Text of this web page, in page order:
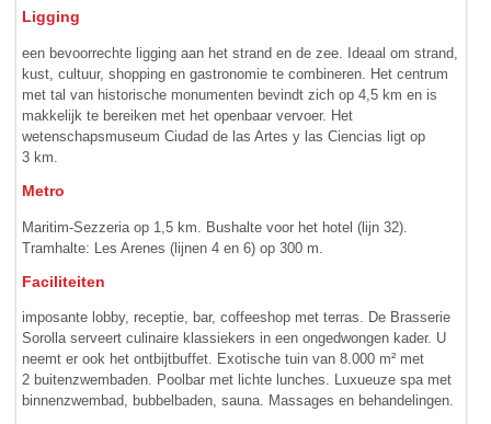
Ligging
een bevoorrechte ligging aan het strand en de zee. Ideaal om strand,
kust, cultuur, shopping en gastronomie te combineren. Het centrum
met tal van historische monumenten bevindt zich op 4,5 km en is
makkelijk te bereiken met het openbaar vervoer. Het
wetenschapsmuseum Ciudad de las Artes y las Ciencias ligt op
3 km.
Metro
Maritim-Sezzeria op 1,5 km. Bushalte voor het hotel (lijn 32).
Tramhalte: Les Arenes (lijnen 4 en 6) op 300 m.
Faciliteiten
imposante lobby, receptie, bar, coffeeshop met terras. De Brasserie
Sorolla serveert culinaire klassiekers in een ongedwongen kader. U
neemt er ook het ontbijtbuffet. Exotische tuin van 8.000 m² met
2 buitenzwembaden. Poolbar met lichte lunches. Luxueuze spa met
binnenzwembad, bubbel­baden, sauna. Massages en behandelingen.